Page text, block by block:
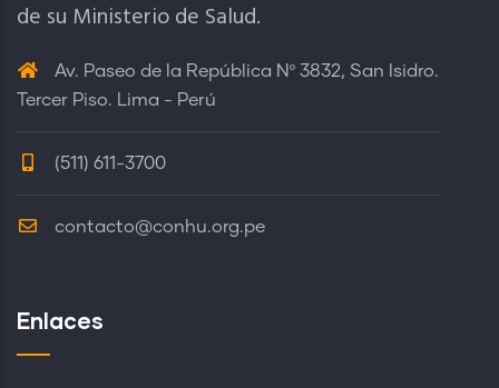
de su Ministerio de Salud.
Av. Paseo de la República Nº 3832, San Isidro.
Tercer Piso. Lima - Perú
(511) 611-3700
contacto@conhu.org.pe
Enlaces